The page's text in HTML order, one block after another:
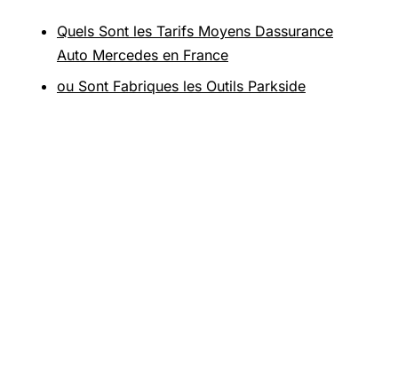
Quels Sont les Tarifs Moyens Dassurance
Auto Mercedes en France
ou Sont Fabriques les Outils Parkside